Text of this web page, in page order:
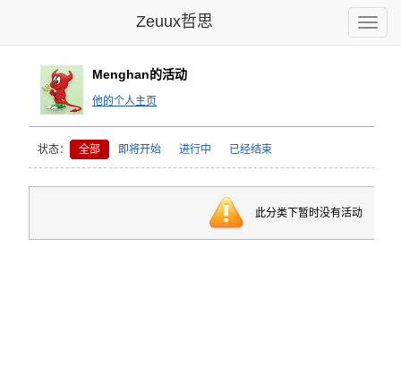
Toggle
Zeuux哲思
Menghan的活动
他的个人主页
状态： 全部 即将开始 进行中 已经结束
此分类下暂时没有活动